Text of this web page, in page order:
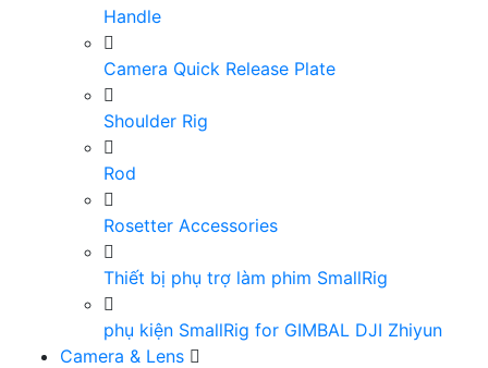
Handle
Camera Quick Release Plate
Shoulder Rig
Rod
Rosetter Accessories
Thiết bị phụ trợ làm phim SmallRig
phụ kiện SmallRig for GIMBAL DJI Zhiyun
Camera & Lens